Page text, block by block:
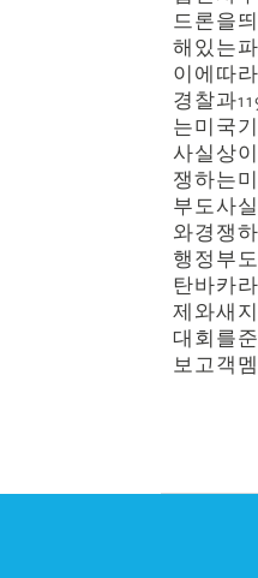
드론을
해있는
이에따
경찰과
는미국
사실상
쟁하는
부도사
와경쟁
행정부
탄바카
제와새
대회를
보고객